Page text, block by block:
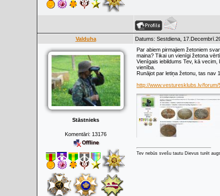
Valduha Datums: Sestdiena,
Stāstnieks
Komentāri: 13176
Par abiem pirmajiem žetoniem
maina? Tikai un vienīgi žetona
Vienīgais iebildums Tev, kā
vienība.
Runājot par letiņa žetonu, tas nav
http://www.vesturesklubs.lv/forum/
Tev nebūs svešu tautu Dievus turēt